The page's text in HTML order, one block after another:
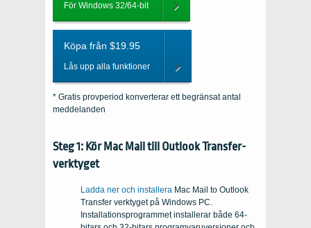
För Windows 32/64-bit
Köpa från $19.95
Lås upp alla funktioner
* Gratis provperiod konverterar ett begränsat antal
meddelanden
Steg 1: Kör Mac Mail till Outlook Transfer-
verktyget
Ladda ner och installera Mac Mail to Outlook
Transfer verktyget på Windows PC.
Installationsprogrammet installerar både 64-